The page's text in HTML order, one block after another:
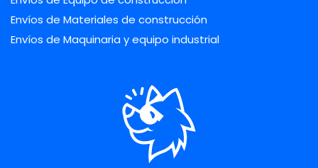
Envíos de Materiales de construcción
Envíos de Maquinaria y equipo industrial